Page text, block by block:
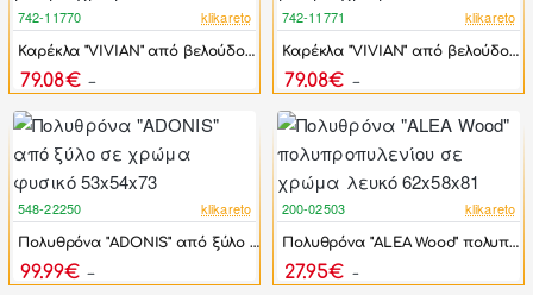
-17%
742-11770 klikareto
Καρέκλα "VIVIAN" από βελούδο/μέταλλο σε μαύρο χρώμα 61x55x80
79.08€
-17%
742-11771 klikareto
Καρέκλα "VIVIAN" από βελούδο/μέταλλο σε μπεζ/μαύρο χρώμα 61x55x80
79.08€
-42%
548-22250 klikareto
Πολυθρόνα "ADONIS" από ξύλο σε χρώμα φυσικό 53x54x73
99.99€
-46%
200-02503 klikareto
Πολυθρόνα "ALEA Wood" πολυπροπυλενίου σε χρώμα λευκό 62x58x81
27.95€